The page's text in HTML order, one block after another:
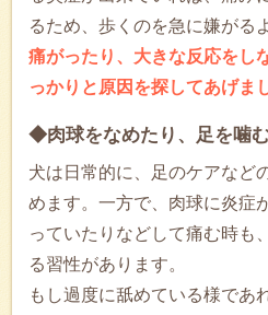
るため、歩くのを急に嫌がる
痛がったり、大きな反応をし
っかりと原因を探してあげま
◆肉球をなめたり、足を噛
犬は日常的に、足のケアなど
めます。一方で、肉球に炎症
っていたりなどして痛む時も
る習性があります。
もし過度に舐めている様であ